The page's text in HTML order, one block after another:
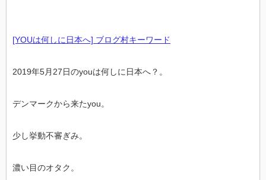
[YOUは何しに日本へ] ブログ村キーワード
2019年5月27日のyouは何しに日本へ？。
デンマークから来たyou。
少し挙動不審ぎみ。
濃い目のオタク。